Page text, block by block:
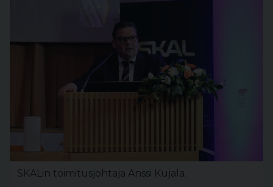
SKALin toimitusjohtaja Anssi Kujala.